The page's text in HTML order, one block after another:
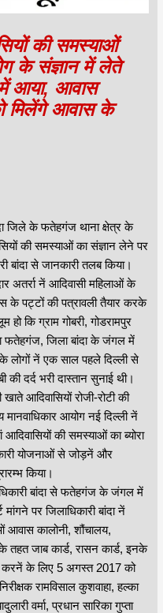
की समस्याओं
के संज्ञान में लेते
आया, आवास
मिलेंगे आवास के
जिले के फतेहगंज थाना क्षेत्र के
की समस्याओं का संज्ञान लेने पर
बांदा से जानकारी तलब किया।
अतर्रा नें आदिवासी महिलाओं के
पट्टों की पत्रावली तैयार करके
कि ग्राम गोबरी, गोडरामपुर
फतेहगंज, जिला बांदा के जंगल में
लोगों नें एक साल पहले दिल्ली से
दर्द भरी दास्तान सुनाई थी।
आदिवासियों रोजी-रोटी की
मानवाधिकार आयोग नई दिल्ली नें
की समस्याओं का ब्योरा
योजनाओं से जोड़नें और
किया।
बांदा से फतेहगंज के जंगल में
मांगने पर जिलाधिकारी बांदा नें
आवास कालोनी, शौंचालय,
के तहत जाब कार्ड, रासन कार्ड, इनके
करनें के लिए 5 अगस्त 2017 को
रामविसाल कुशवाहा, हल्का
वर्मा, प्रधान सारिका गुप्ता